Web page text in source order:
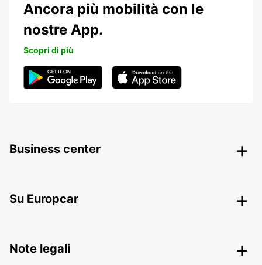
Ancora più mobilità con le
nostre App.
Scopri di più
Business center
Su Europcar
Note legali